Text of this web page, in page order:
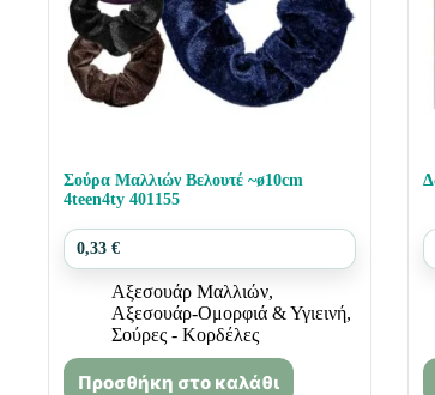
Σούρα Μαλλιών Βελουτέ ~ø10cm
4teen4ty 401155
0,33 €
Αξεσουάρ Μαλλιών,
Αξεσουάρ-Ομορφιά & Υγιεινή,
Σούρες - Κορδέλες
Προσθήκη στο καλάθι